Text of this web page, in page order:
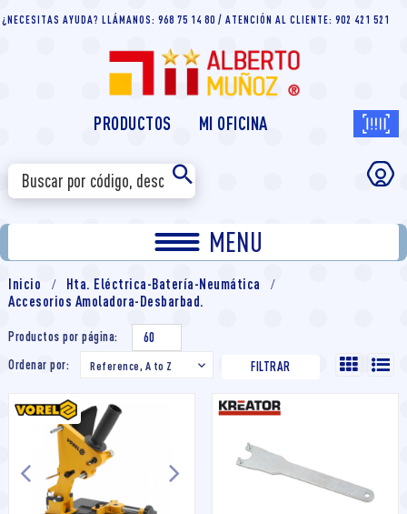
¿NECESITAS AYUDA? LLÁMANOS: 968 75 14 80 / ATENCIÓN AL CLIENTE: 902 421 521
PRODUCTOS MI OFICINA
MENU
Inicio
Hta. Eléctrica-Batería-Neumática
Accesorios Amoladora-Desbarbad.
Productos por página:
60
Ordenar por:
Reference, A to Z  FILTRAR